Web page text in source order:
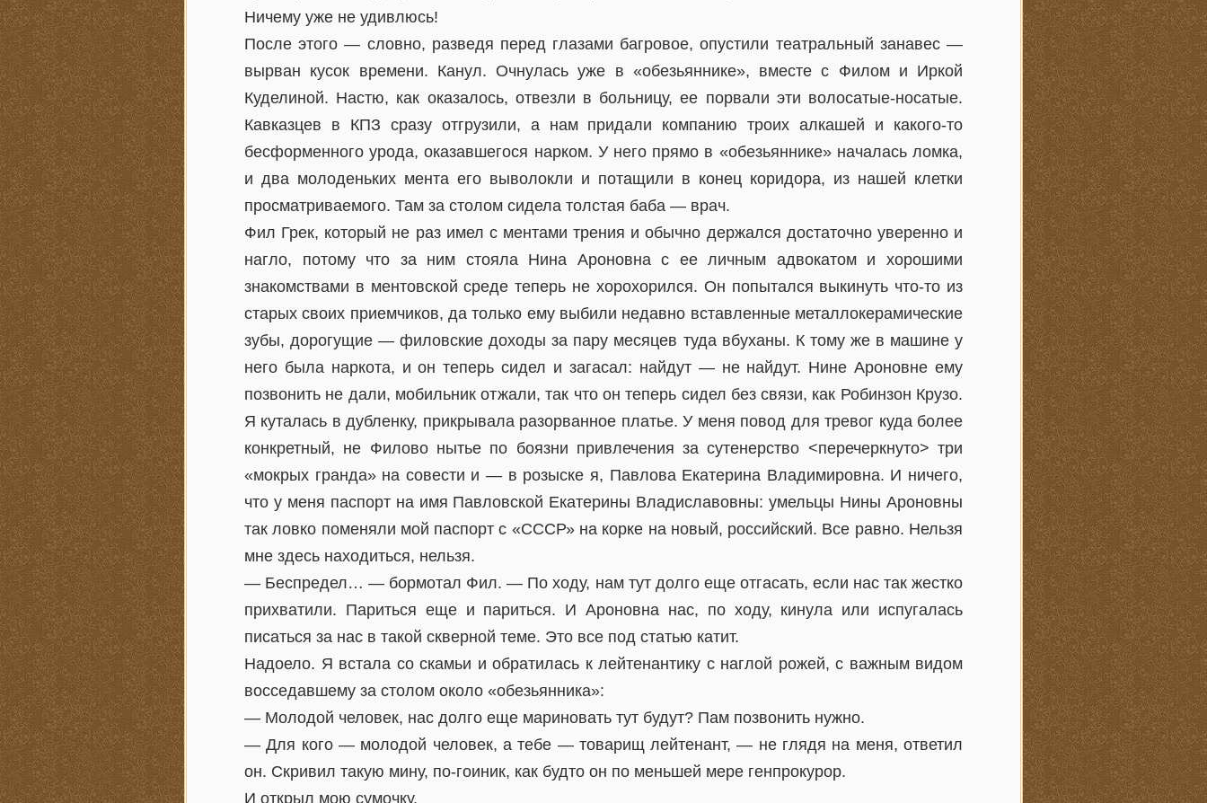
Ничему уже не удивлюсь!
После этого — словно, разведя перед глазами багровое, опустили театральный занавес —
вырван кусок времени. Канул. Очнулась уже в «обезьяннике», вместе с Филом и Иркой
Куделиной. Настю, как оказалось, отвезли в больницу, ее порвали эти волосатые-носатые.
Кавказцев в КПЗ сразу отгрузили, а нам придали компанию троих алкашей и какого-то
бесформенного урода, оказавшегося нарком. У него прямо в «обезьяннике» началась ломка,
и два молоденьких мента его выволокли и потащили в конец коридора, из нашей клетки
просматриваемого. Там за столом сидела толстая баба — врач.
Фил Грек, который не раз имел с ментами трения и обычно держался достаточно уверенно и
нагло, потому что за ним стояла Нина Ароновна с ее личным адвокатом и хорошими
знакомствами в ментовской среде теперь не хорохорился. Он попытался выкинуть что-то из
старых своих приемчиков, да только ему выбили недавно вставленные металлокерамические
зубы, дорогущие — филовские доходы за пару месяцев туда вбуханы. К тому же в машине у
него была наркота, и он теперь сидел и загасал: найдут — не найдут. Нине Ароновне ему
позвонить не дали, мобильник отжали, так что он теперь сидел без связи, как Робинзон Крузо.
Я куталась в дубленку, прикрывала разорванное платье. У меня повод для тревог куда более
конкретный, не Филово нытье по боязни привлечения за сутенерство <перечеркнуто> три
«мокрых гранда» на совести и — в розыске я, Павлова Екатерина Владимировна. И ничего,
что у меня паспорт на имя Павловской Екатерины Владиславовны: умельцы Нины Ароновны
так ловко поменяли мой паспорт с «СССР» на корке на новый, российский. Все равно. Нельзя
мне здесь находиться, нельзя.
— Беспредел… — бормотал Фил. — По ходу, нам тут долго еще отгасать, если нас так жестко
прихватили. Париться еще и париться. И Ароновна нас, по ходу, кинула или испугалась
писаться за нас в такой скверной теме. Это все под статью катит.
Надоело. Я встала со скамьи и обратилась к лейтенантику с наглой рожей, с важным видом
восседавшему за столом около «обезьянника»:
— Молодой человек, нас долго еще мариновать тут будут? Пам позвонить нужно.
— Для кого — молодой человек, а тебе — товарищ лейтенант, — не глядя на меня, ответил
он. Скривил такую мину, по-гоиник, как будто он по меньшей мере генпрокурор.
И открыл мою сумочку.